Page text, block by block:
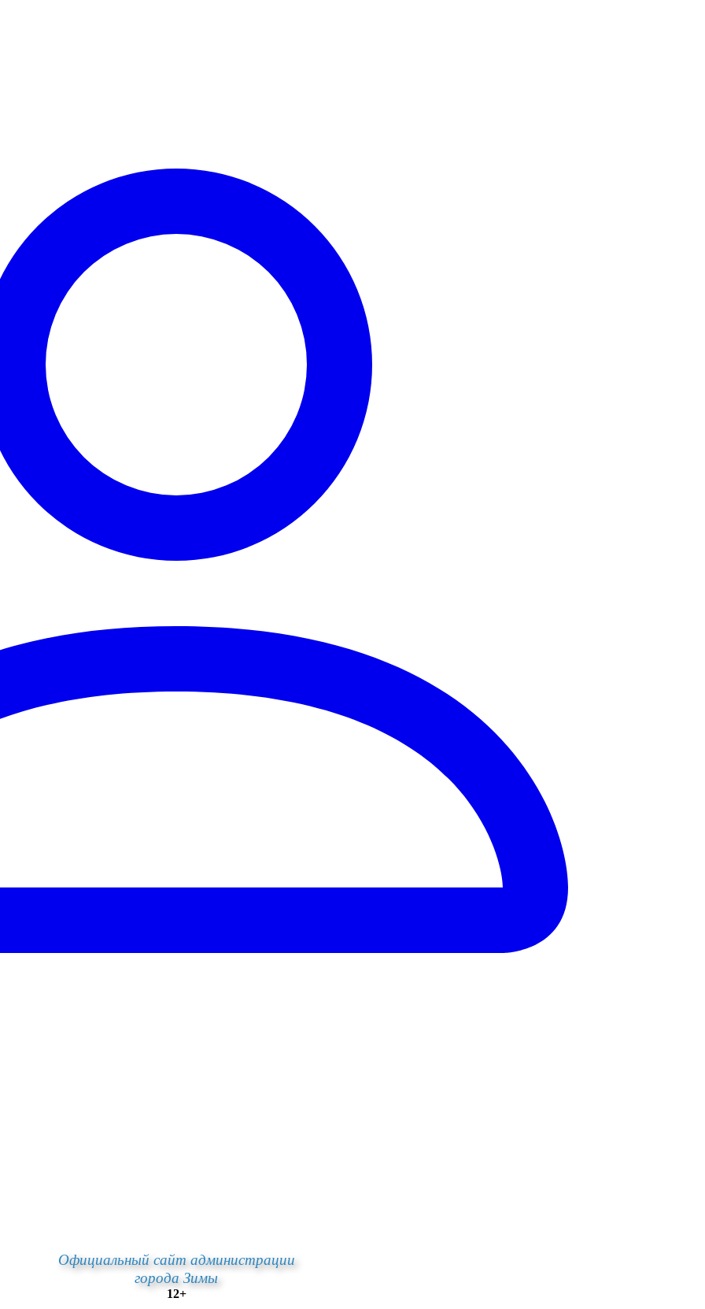
Официальный сайт администрации
города Зимы
12+